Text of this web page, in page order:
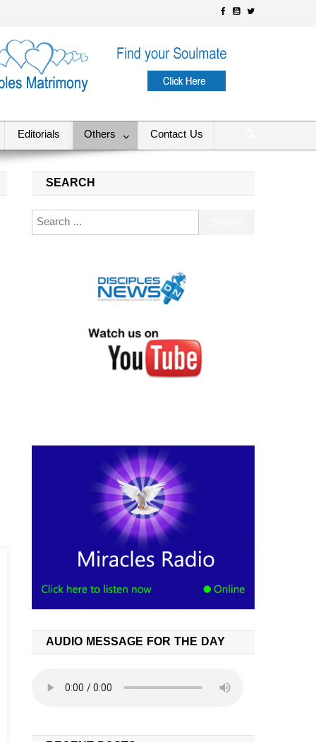
Editorials Others Contact Us
SEARCH
AUDIO MESSAGE FOR THE DAY